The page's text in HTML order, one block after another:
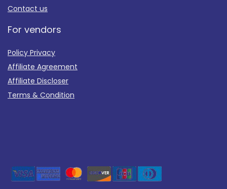
Contact us
For vendors
Policy Privacy
Affiliate Agreement
Affiliate Discloser
Terms & Condition